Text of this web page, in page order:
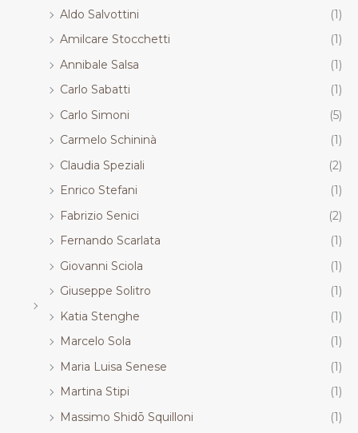
Aldo Salvottini
(1)
Amilcare Stocchetti
(1)
Annibale Salsa
(1)
Carlo Sabatti
(1)
Carlo Simoni
(5)
Carmelo Schininà
(1)
Claudia Speziali
(2)
Enrico Stefani
(1)
Fabrizio Senici
(2)
Fernando Scarlata
(1)
Giovanni Sciola
(1)
Giuseppe Solitro
(1)
Katia Stenghe
(1)
Marcelo Sola
(1)
Maria Luisa Senese
(1)
Martina Stipi
(1)
Massimo Shidō Squilloni
(1)